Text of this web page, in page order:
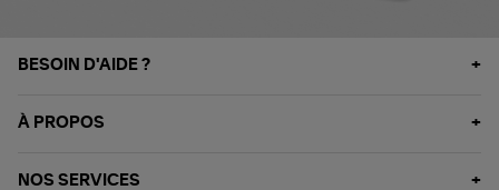
BESOIN D'AIDE ?
À PROPOS
NOS SERVICES